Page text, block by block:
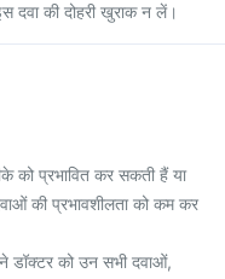
दवा की दोहरी खुराक न लें।
को प्रभावित कर सकती हैं या
की प्रभावशीलता को कम कर
डॉक्टर को उन सभी दवाओं,